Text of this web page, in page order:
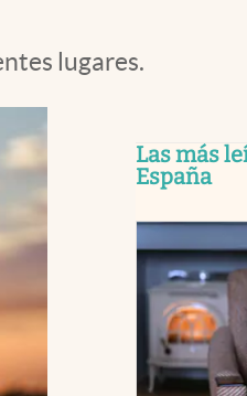
lugares.
Las más
España